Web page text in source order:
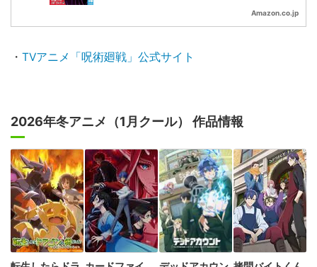
Amazon.co.jp
・ TVアニメ「呪術廻戦」公式サイト
2026年冬アニメ（1月クール） 作品情報